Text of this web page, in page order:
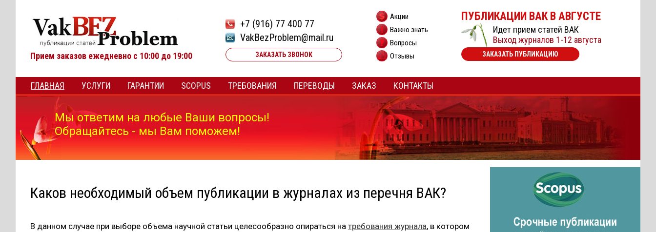
Прием заказов ежедневно с 10:00 до 19:00
+7 (916) 77 400 77
VakBezProblem@mail.ru
ЗАКАЗАТЬ ЗВОНОК
Акции
Важно знать
Вопросы
Отзывы
ПУБЛИКАЦИИ ВАК В АВГУСТЕ
Идет прием статей ВАК
Выход журналов 1-12 августа
ЗАКАЗАТЬ ПУБЛИКАЦИЮ
ГЛАВНАЯ УСЛУГИ ГАРАНТИИ SCOPUS ТРЕБОВАНИЯ ПЕРЕВОДЫ ЗАКАЗ КОНТАКТЫ
Мы ответим на любые Ваши вопросы!
Обращайтесь - мы Вам поможем!
Каков необходимый объем публикации в журналах из перечня ВАК?
В данном случае при выборе объема научной статьи целесообразно опираться на требования журнала, в котором